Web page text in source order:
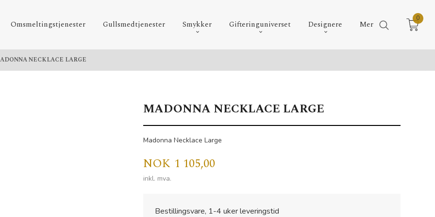
Omsmeltingstjenester Gullsmedtjenester Smykker Gifteringuniverset Designere Mer
0
NECKLACE LARGE
MADONNA NECKLACE LARGE
Madonna Necklace Large
Pris
NOK 1 105,00
inkl. mva.
Bestillingsvare, 1-4 uker leveringstid